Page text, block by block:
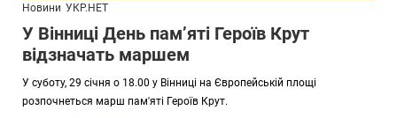
Новини УКР.НЕТ
У Вінниці День пам’яті Героїв Крут
відзначать маршем
У суботу, 29 січня о 18.00 у Вінниці на Європейській площі
розпочнеться марш пам'яті Героїв Крут.